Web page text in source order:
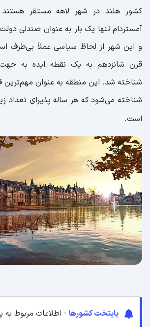
کشور هلند در شهر لاهه مستقر
آمستردام تنها یک بار به عنوان صندلی
و این شهر از لحاظ سیاسی عملاً بی‌طرف
قرن شانزدهم به یک نقطه ایده به
شناخته شد. این منطقه به عنوان
شناخته می‌شود که هر ساله پذیرای تعداد
است.
پایتخت کشورها - اطلاعات مربوط